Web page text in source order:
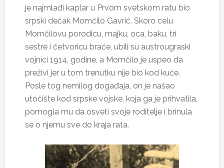
je najmlađi kaplar u Prvom svetskom ratu bio
srpski dečak Momčilo Gavrić. Skoro celu
Momčilovu porodicu, majku, oca, baku, tri
sestre i četvoricu braće, ubili su austrougraski
vojnici 1914. godine, a Momčilo je uspeo da
preživi jer u tom trenutku nije bio kod kuće.
Posle tog nemilog događaja, on je našao
utočište kod srpske vojske, koja ga je prihvatila,
pomogla mu da osveti svoje roditelje i brinula
se o njemu sve do kraja rata.